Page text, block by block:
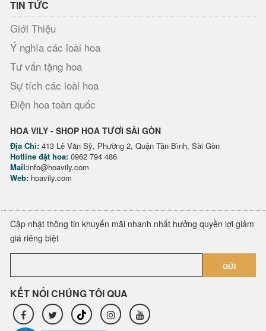
TIN TỨC
Giới Thiệu
Ý nghĩa các loài hoa
Tư vấn tặng hoa
Sự tích các loài hoa
Điện hoa toàn quốc
HOA VILY - SHOP HOA TƯƠI SÀI GÒN
Địa Chỉ: 413 Lê Văn Sỹ, Phường 2, Quận Tân Bình, Sài Gòn
Hotline đặt hoa: 0962 794 486
Mail:info@hoavily.com
Web: hoavily.com
Cập nhật thông tin khuyến mãi nhanh nhất hưởng quyền lợi giảm
giá riêng biệt
GỬI
KẾT NỐI CHÚNG TÔI QUA